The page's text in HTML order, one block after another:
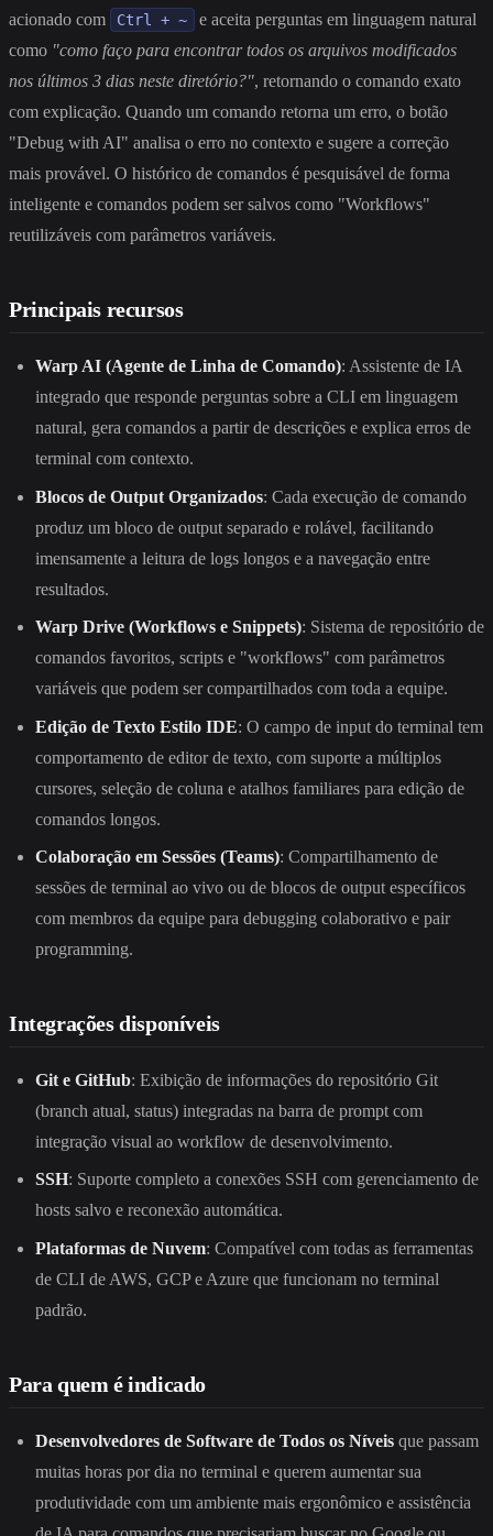
acionado com
Ctrl + ~
e aceita perguntas em linguagem natural
como "como faço para encontrar todos os arquivos modificados
nos últimos 3 dias neste diretório?", retornando o comando exato
com explicação. Quando um comando retorna um erro, o botão
"Debug with AI" analisa o erro no contexto e sugere a correção
mais provável. O histórico de comandos é pesquisável de forma
inteligente e comandos podem ser salvos como "Workflows"
reutilizáveis com parâmetros variáveis.
Principais recursos
Warp AI (Agente de Linha de Comando): Assistente de IA
integrado que responde perguntas sobre a CLI em linguagem
natural, gera comandos a partir de descrições e explica erros de
terminal com contexto.
Blocos de Output Organizados: Cada execução de comando
produz um bloco de output separado e rolável, facilitando
imensamente a leitura de logs longos e a navegação entre
resultados.
Warp Drive (Workflows e Snippets): Sistema de repositório de
comandos favoritos, scripts e "workflows" com parâmetros
variáveis que podem ser compartilhados com toda a equipe.
Edição de Texto Estilo IDE: O campo de input do terminal tem
comportamento de editor de texto, com suporte a múltiplos
cursores, seleção de coluna e atalhos familiares para edição de
comandos longos.
Colaboração em Sessões (Teams): Compartilhamento de
sessões de terminal ao vivo ou de blocos de output específicos
com membros da equipe para debugging colaborativo e pair
programming.
Integrações disponíveis
Git e GitHub: Exibição de informações do repositório Git
(branch atual, status) integradas na barra de prompt com
integração visual ao workflow de desenvolvimento.
SSH: Suporte completo a conexões SSH com gerenciamento de
hosts salvo e reconexão automática.
Plataformas de Nuvem: Compatível com todas as ferramentas
de CLI de AWS, GCP e Azure que funcionam no terminal
padrão.
Para quem é indicado
Desenvolvedores de Software de Todos os Níveis que passam
muitas horas por dia no terminal e querem aumentar sua
produtividade com um ambiente mais ergonômico e assistência